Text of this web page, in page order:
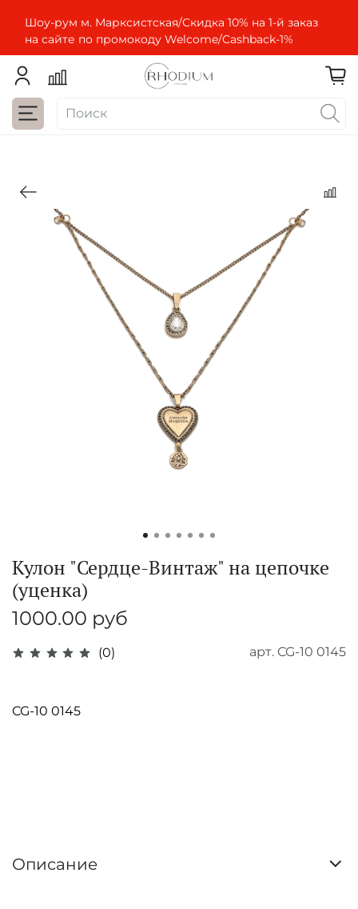
Шоу-рум м. Марксистская/Скидка 10% на 1-й заказ
на сайте по промокоду Welcome/Cashbaсk-1%
(0) арт. CG-10 0145
Кулон "Сердце-Винтаж" на цепочке
(уценка)
1000.00 руб
CG-10 0145
Описание